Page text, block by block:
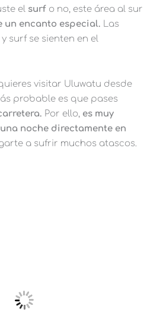
el surf o no, este área al sur
un encanto especial. Las
surf se sienten en el
visitar Uluwatu desde
probable es que pases
Por ello, es muy
noche directamente en
a sufrir muchos atascos.